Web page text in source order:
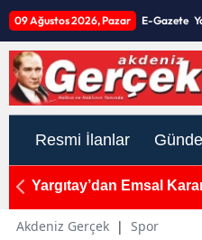
09 Ağustos 2026, Pazar E-Gazete
Resmi İlanlar
Yargıtay’dan Emsal
Akdeniz Gerçek | Spor